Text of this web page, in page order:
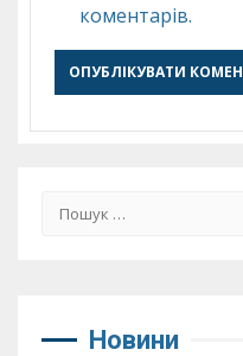
коментарів.
Пошук:
Новини